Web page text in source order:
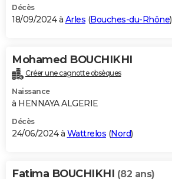
Décès
18/09/2024 à Arles (Bouches-du-Rhône)
Mohamed BOUCHIKHI
Créer une cagnotte obsèques
Naissance
à HENNAYA ALGERIE
Décès
24/06/2024 à Wattrelos (Nord)
Fatima BOUCHIKHI (82 ans)